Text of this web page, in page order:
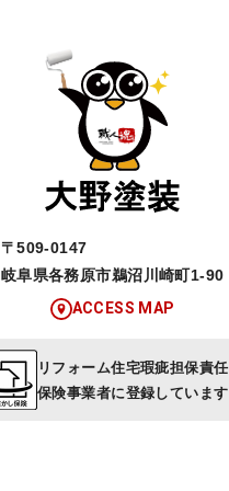
〒509-0147
岐阜県各務原市鵜沼川崎町1-90
ACCESS MAP
リフォーム住宅瑕疵担保責任
保険事業者に登録しています